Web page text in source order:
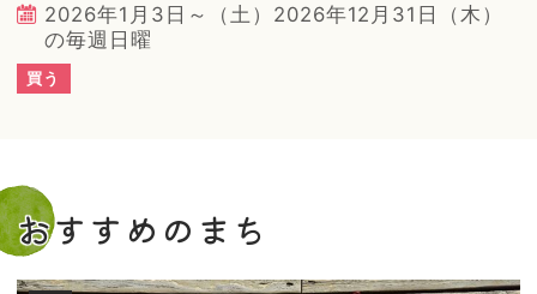
2026年1月3日～（土）2026年12月31日（木）
の毎週日曜
買う
おすすめのまち